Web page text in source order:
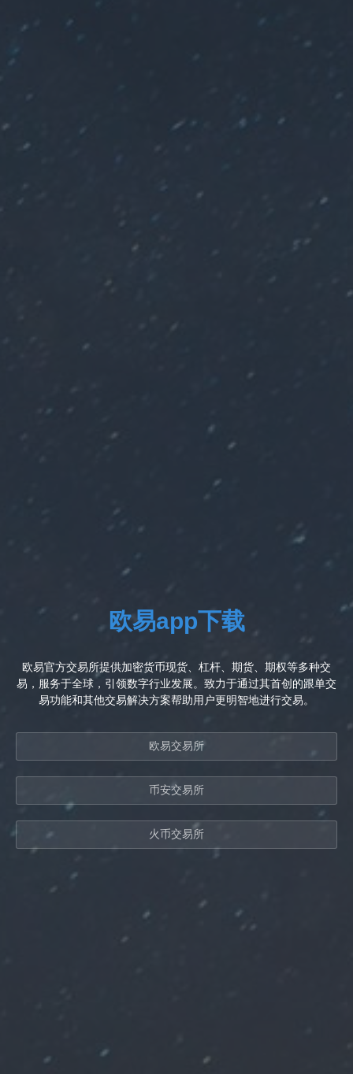
欧易app下载
欧易官方交易所提供加密货币现货、杠杆、期货、期权等多种交
易，服务于全球，引领数字行业发展。致力于通过其首创的跟单交
易功能和其他交易解决方案帮助用户更明智地进行交易。
欧易交易所
币安交易所
火币交易所